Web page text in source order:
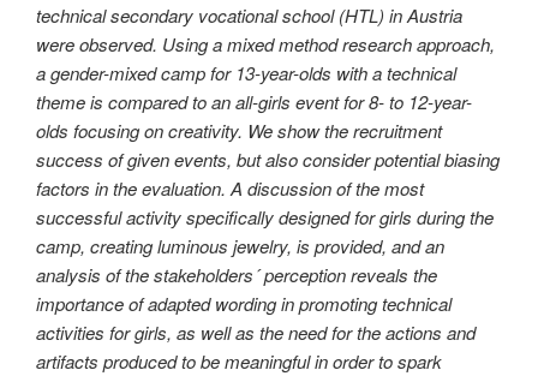
technical secondary vocational school (HTL) in Austria
were observed. Using a mixed method research approach,
a gender-mixed camp for 13-year-olds with a technical
theme is compared to an all-girls event for 8- to 12-year-
olds focusing on creativity. We show the recruitment
success of given events, but also consider potential biasing
factors in the evaluation. A discussion of the most
successful activity specifically designed for girls during the
camp, creating luminous jewelry, is provided, and an
analysis of the stakeholders´ perception reveals the
importance of adapted wording in promoting technical
activities for girls, as well as the need for the actions and
artifacts produced to be meaningful in order to spark